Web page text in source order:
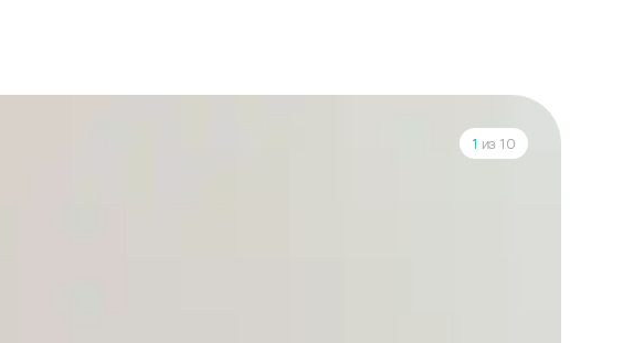
1 из 10